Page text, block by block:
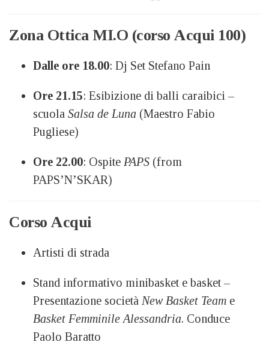
Zona Ottica MI.O (corso Acqui 100)
Dalle ore 18.00: Dj Set Stefano Pain
Ore 21.15: Esibizione di balli caraibici –
scuola Salsa de Luna (Maestro Fabio
Pugliese)
Ore 22.00: Ospite PAPS (from
PAPS’N’SKAR)
Corso Acqui
Artisti di strada
Stand informativo minibasket e basket –
Presentazione società New Basket Team e
Basket Femminile Alessandria. Conduce
Paolo Baratto